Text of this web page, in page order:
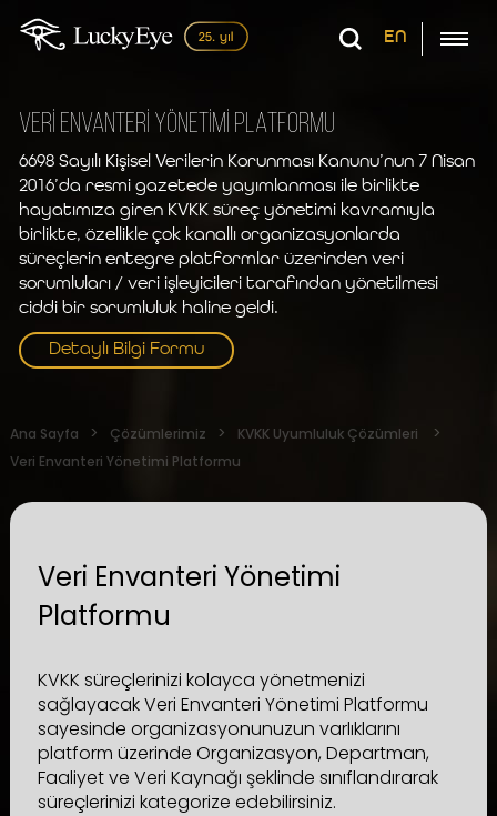
EN
VERİ ENVANTERİ YÖNETİMİ PLATFORMU
6698 Sayılı Kişisel Verilerin Korunması Kanunu’nun 7 Nisan
2016’da resmi gazetede yayımlanması ile birlikte
hayatımıza giren KVKK süreç yönetimi kavramıyla
birlikte, özellikle çok kanallı organizasyonlarda
süreçlerin entegre platformlar üzerinden veri
sorumluları / veri işleyicileri tarafından yönetilmesi
ciddi bir sorumluluk haline geldi.
Detaylı Bilgi Formu
Ana Sayfa Çözümlerimiz
KVKK Uyumluluk Çözümleri
Veri Envanteri Yönetimi Platformu
Veri Envanteri Yönetimi
Platformu
KVKK süreçlerinizi kolayca yönetmenizi
sağlayacak Veri Envanteri Yönetimi Platformu
sayesinde organizasyonunuzun varlıklarını
platform üzerinde Organizasyon, Departman,
Faaliyet ve Veri Kaynağı şeklinde sınıflandırarak
süreçlerinizi kategorize edebilirsiniz.